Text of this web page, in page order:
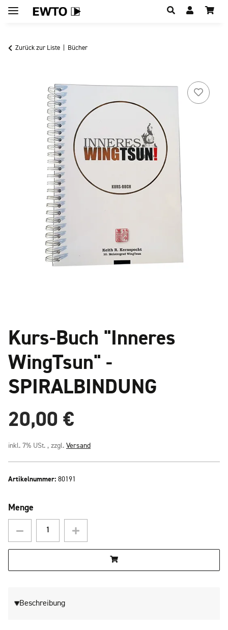
Zurück zur Liste Bücher
Kurs-Buch "Inneres
WingTsun" -
SPIRALBINDUNG
20,00 €
inkl. 7% USt. , zzgl. Versand
Artikelnummer: 80191
Menge
Beschreibung